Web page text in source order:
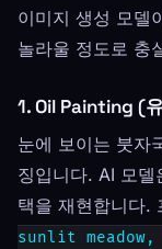
이미지 생성 모델
놀라울 정도로 충
1. Oil Painting (
눈에 보이는 붓자
징입니다. AI 모
택을 재현합니다.
sunlit